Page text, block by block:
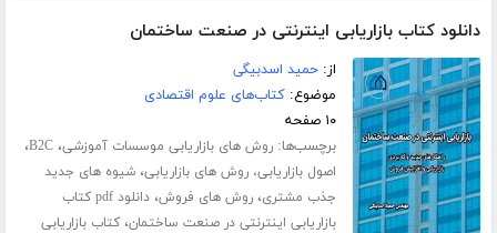
دانلود کتاب بازاریابی اینترنتی در صنعت ساختمان
از:حمید اسدبیگی
موضوع:کتاب‌های علوم اقتصادی
۱۰ صفحه
برچسب‌ها:روش های بازاریابی موسسات آموزشی،B2C،
اصول بازاریابی، روش های بازاریابی،شیوه های جدید
جذب مشتری،روش های فروش،
دانلود pdf کتاب
بازاریابی اینترنتی در صنعت ساختمان،کتاب بازاریابی